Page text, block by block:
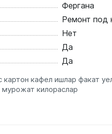
Фергана
Ремонт под
Нет
Да
Да
картон кафел ишлар факат
мурожат килораслар